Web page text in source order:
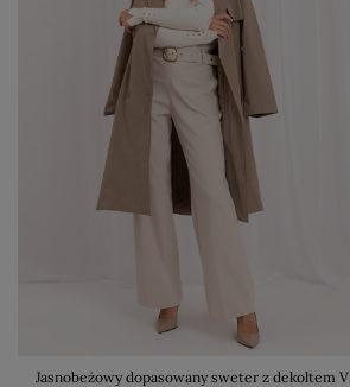
Jasnobeżowy dopasowany sweter z dekoltem V